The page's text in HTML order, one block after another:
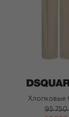
Хлопковые
95 750